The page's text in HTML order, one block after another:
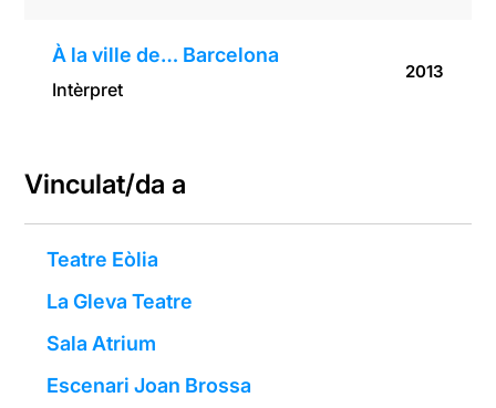
À la ville de… Barcelona
Intèrpret
2013
Vinculat/da a
Teatre Eòlia
La Gleva Teatre
Sala Atrium
Escenari Joan Brossa